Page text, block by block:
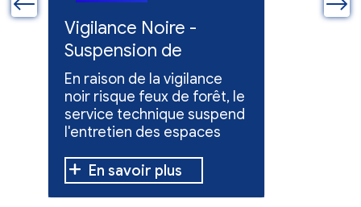
Vigilance Noire -
Suspension de
l'entretien des
espaces verts
En raison de la vigilance
noir risque feux de forêt, le
service technique suspend
l'entretien des espaces
En savoir plus
Feux